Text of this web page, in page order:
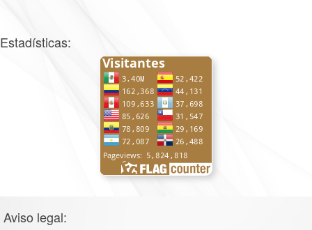
Estadísticas:
Aviso legal: